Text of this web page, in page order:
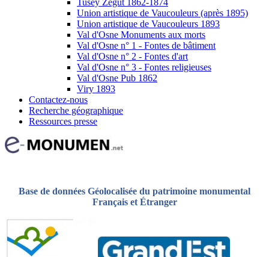
Union artistique de Vaucouleurs (après 1895)
Union artistique de Vaucouleurs 1893
Val d'Osne Monuments aux morts
Val d'Osne n° 1 - Fontes de bâtiment
Val d'Osne n° 2 - Fontes d'art
Val d'Osne n° 3 - Fontes religieuses
Val d'Osne Pub 1862
Viry 1893
Contactez-nous
Recherche géographique
Ressources presse
Base de données Géolocalisée du patrimoine monumental
Français et Étranger